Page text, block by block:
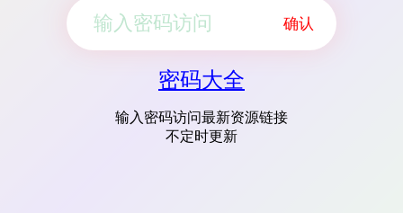
确认
密码大全
输入密码访问最新资源链接
不定时更新